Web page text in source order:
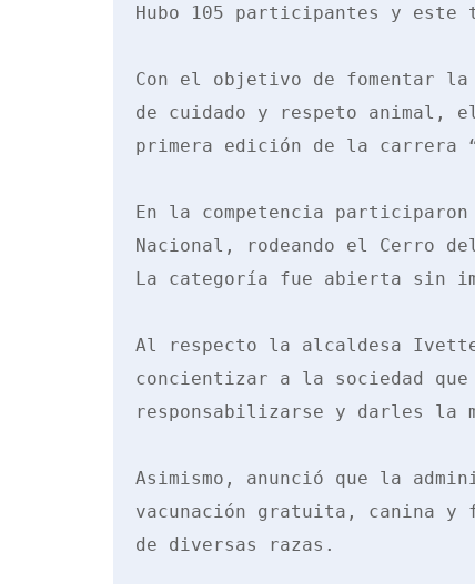
Hubo 105 participantes y este
Con el objetivo de fomentar la
de cuidado y respeto animal,
primera edición de la carrera
En la competencia participaron
Nacional, rodeando el Cerro
La categoría fue abierta sin
Al respecto la alcaldesa
concientizar a la sociedad
responsabilizarse y darles la
Asimismo, anunció que la
vacunación gratuita, canina y
de diversas razas.